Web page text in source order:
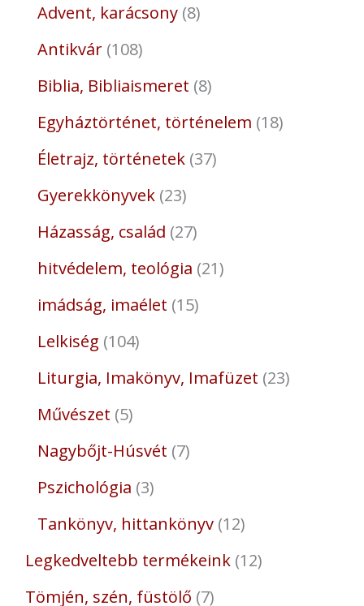
Advent, karácsony 8
Antikvár 108
Biblia, Bibliaismeret 8
Egyháztörténet, történelem 18
Életrajz, történetek 37
Gyerekkönyvek 23
Házasság, család 27
hitvédelem, teológia 21
imádság, imaélet 15
Lelkiség 104
Liturgia, Imakönyv, Imafüzet 23
Művészet 5
Nagybőjt-Húsvét 7
Pszichológia 3
Tankönyv, hittankönyv 12
Legkedveltebb termékeink 12
Tömjén, szén, füstölő 7